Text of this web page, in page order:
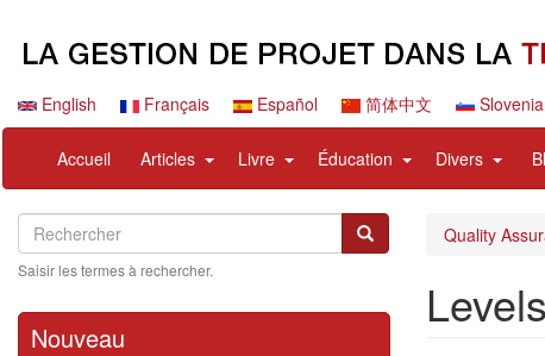
principalEnglish Français Español 简体中文
principale
Accueil Articles expandLivre expandÉducation expandDivers expand
items
account
menu
Search
Rechercher Rechercher
Saisir les termes à rechercher.
Nouveau
Quality